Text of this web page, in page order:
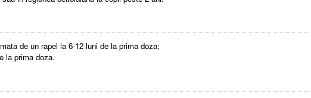
de un rapel la 6-12 luni de la prima doza;
la prima doza.